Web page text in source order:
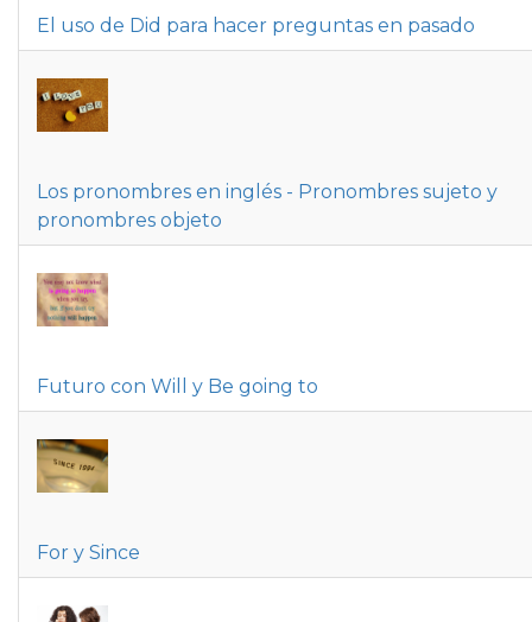
El uso de Did para hacer preguntas en pasado
Los pronombres en inglés - Pronombres sujeto y
pronombres objeto
Futuro con Will y Be going to
For y Since